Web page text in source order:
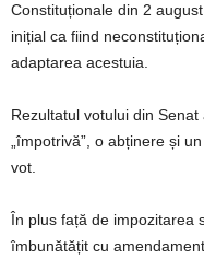
Constituționale din 2
inițial ca fiind
adaptarea acestuia.
Rezultatul votului din Senat
„împotrivă”, o abținere și
vot.
În plus față de impozitarea
îmbunătățit cu